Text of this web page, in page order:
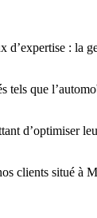
d’expertise : la
tels que
d’optimiser
clients situé à